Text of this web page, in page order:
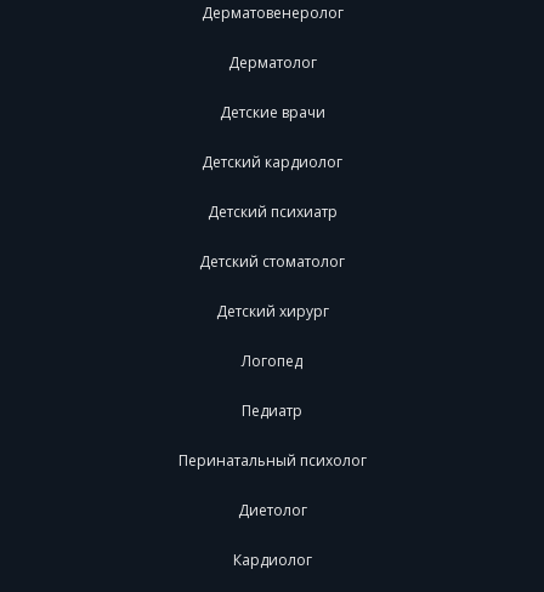
Дерматовенеролог
Дерматолог
Детские врачи
Детский кардиолог
Детский психиатр
Детский стоматолог
Детский хирург
Логопед
Педиатр
Перинатальный психолог
Диетолог
Кардиолог